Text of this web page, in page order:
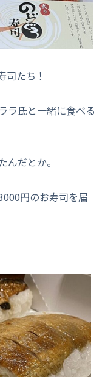
司たち！
ラ氏と一緒に食べる
だとか。
円のお寿司を届